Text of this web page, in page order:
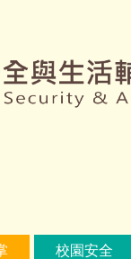
校園安全